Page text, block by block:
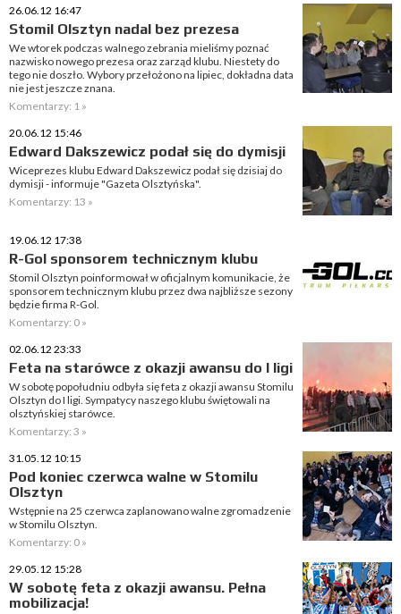
26.06.12 16:47
Stomil Olsztyn nadal bez prezesa
We wtorek podczas walnego zebrania mieliśmy poznać
nazwisko nowego prezesa oraz zarząd klubu. Niestety do
tego nie doszło. Wybory przełożono na lipiec, dokładna data
nie jest jeszcze znana.
Komentarzy: 1 »
20.06.12 15:46
Edward Dakszewicz podał się do dymisji
Wiceprezes klubu Edward Dakszewicz podał się dzisiaj do
dymisji - informuje "Gazeta Olsztyńska".
Komentarzy: 13 »
19.06.12 17:38
R-Gol sponsorem technicznym klubu
Stomil Olsztyn poinformował w oficjalnym komunikacie, że
sponsorem technicznym klubu przez dwa najbliższe sezony
będzie firma R-Gol.
Komentarzy: 0 »
02.06.12 23:33
Feta na starówce z okazji awansu do I ligi
W sobotę popołudniu odbyła się feta z okazji awansu Stomilu
Olsztyn do I ligi. Sympatycy naszego klubu świętowali na
olsztyńskiej starówce.
Komentarzy: 3 »
31.05.12 10:15
Pod koniec czerwca walne w Stomilu
Olsztyn
Wstępnie na 25 czerwca zaplanowano walne zgromadzenie
w Stomilu Olsztyn.
Komentarzy: 0 »
29.05.12 15:28
W sobotę feta z okazji awansu. Pełna
mobilizacja!